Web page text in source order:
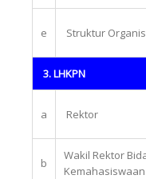
e Struktur
3. LHKPN
a Rektor
b
Wakil Rektor
Kemahasiswaan